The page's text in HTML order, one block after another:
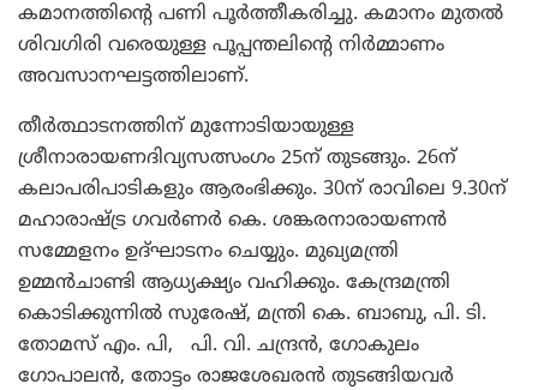
കമാനത്തിന്‍റെ പണി പൂര്‍ത്തീകരിച്ചു. കമാനം മുതല്‍
ശിവഗിരി വരെയുള്ള പൂപ്പന്തലിന്റെ നിര്‍മ്മാണം
അവസാനഘട്ടത്തിലാണ്.
തീര്‍ത്ഥാടനത്തിന് മുന്നോടിയായുള്ള
ശ്രീനാരായണദിവ്യസത്സംഗം 25ന് തുടങ്ങും. 26ന്
കലാപരിപാടികളും ആരംഭിക്കും. 30ന് രാവിലെ 9.30ന്
മഹാരാഷ്ട്ര ഗവര്‍ണര്‍ കെ. ശങ്കരനാരായണന്‍
സമ്മേളനം ഉദ്ഘാടനം ചെയ്യും. മുഖ്യമന്ത്രി
ഉമ്മന്‍ചാണ്ടി ആധ്യക്ഷ്യം വഹിക്കും. കേന്ദ്രമന്ത്രി
കൊടിക്കുന്നില്‍ സുരേഷ്, മന്ത്രി കെ. ബാബു, പി. ടി.
തോമസ് എം. പി, പി. വി. ചന്ദ്രന്‍, ഗോകുലം
ഗോപാലന്‍, തോട്ടം രാജശേഖരന്‍ തുടങ്ങിയവര്‍